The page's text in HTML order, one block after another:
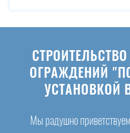
ОГРАЖДЕНИЙ
УСТАНОВКОЙ
Мы радушно